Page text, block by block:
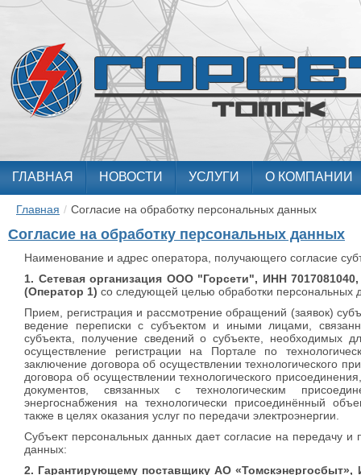
ГЛАВНАЯ НОВОСТИ УСЛУГИ О КОМПАНИИ
Главная / Согласие на обработку персональных данных
Согласие на обработку персональных данных
Наименование и адрес оператора, получающего согласие
1. Сетевая организация ООО "Горсети", ИНН
(Оператор 1) со следующей целью обработки персональных
Прием, регистрация и рассмотрение обращений (заявок)
ведение переписки с субъектом и иными лицами,
субъекта, получение сведений о субъекте, необходимых
осуществление регистрации на Портале по
заключение договора об осуществлении технологического
договора об осуществлении технологического
документов, связанных с технологическим
энергоснабжения на технологически присоединённый
также в целях оказания услуг по передачи электроэнергии.
Субъект персональных данных дает согласие на передачу
данных:
2. Гарантирующему поставщику АО «Томскэнергосбыт»,